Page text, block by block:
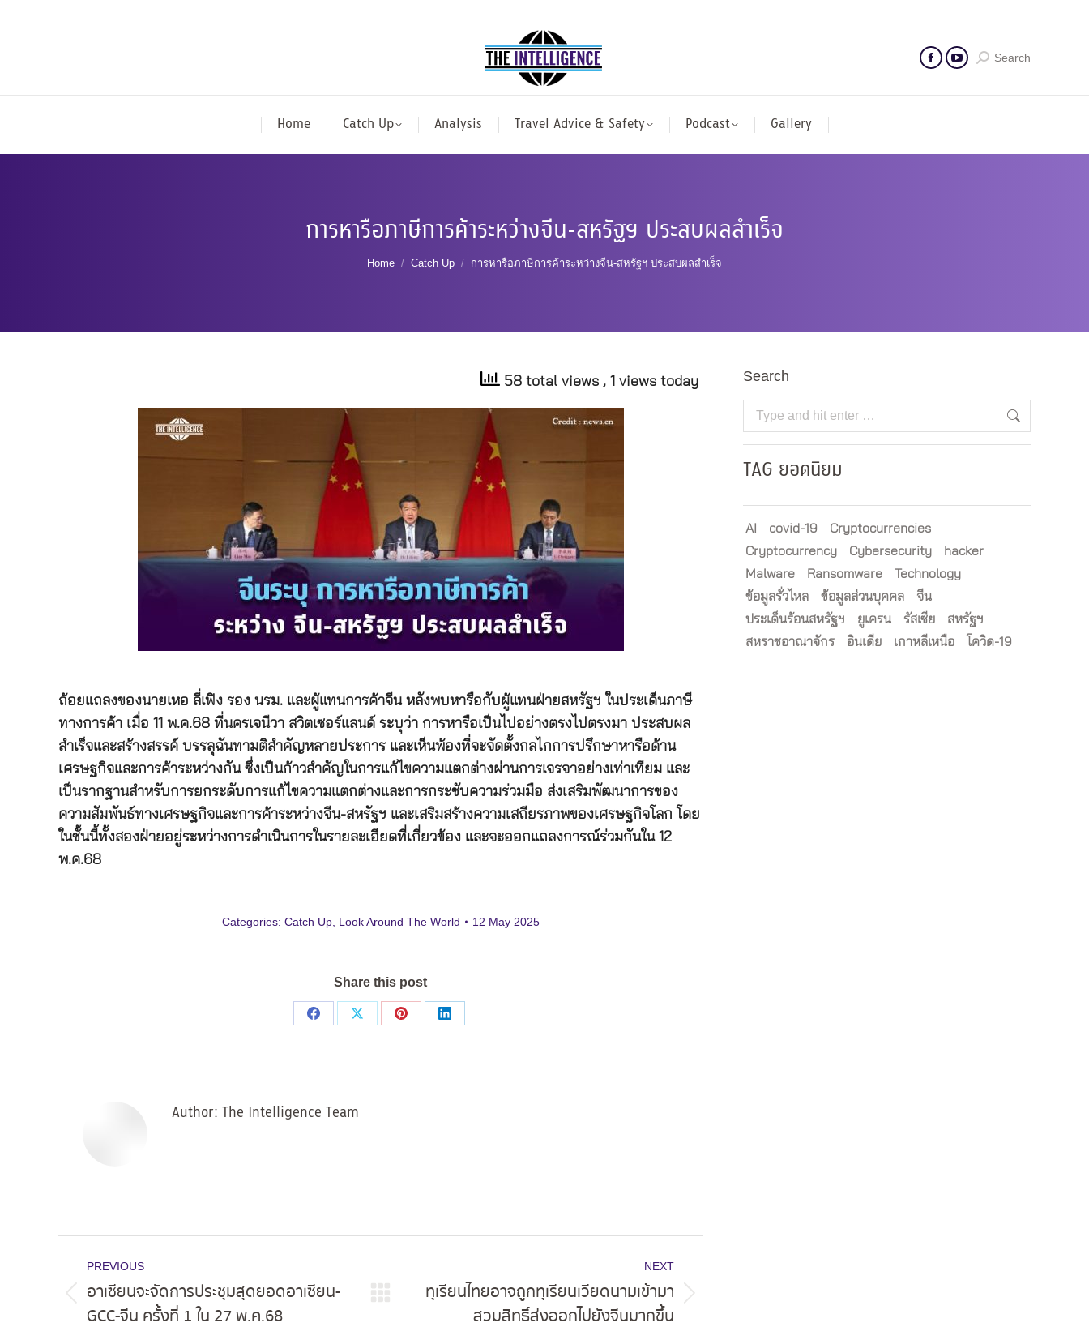
Search
Home Catch Up Analysis Travel Advice & Safety Podcast Gallery
การหารือภาษีการค้าระหว่างจีน-สหรัฐฯ ประสบผลสำเร็จ
You are here:
Home Catch Up การหารือภาษีการค้าระหว่างจีน-สหรัฐฯ ประสบผลสำเร็จ
58 total views , 1 views today
ถ้อยแถลงของนายเหอ ลี่เฟิง รอง นรม. และผู้แทนการค้าจีน หลังพบหารือกับผู้แทนฝ่ายสหรัฐฯ ในประเด็นภาษี
ทางการค้า เมื่อ 11 พ.ค.68 ที่นครเจนีวา สวิตเซอร์แลนด์ ระบุว่า การหารือเป็นไปอย่างตรงไปตรงมา ประสบผล
สำเร็จและสร้างสรรค์ บรรลุฉันทามติสำคัญหลายประการ และเห็นพ้องที่จะจัดตั้งกลไกการปรึกษาหารือด้าน
เศรษฐกิจและการค้าระหว่างกัน ซึ่งเป็นก้าวสำคัญในการแก้ไขความแตกต่างผ่านการเจรจาอย่างเท่าเทียม และ
เป็นรากฐานสำหรับการยกระดับการแก้ไขความแตกต่างและการกระชับความร่วมมือ ส่งเสริมพัฒนาการของ
ความสัมพันธ์ทางเศรษฐกิจและการค้าระหว่างจีน-สหรัฐฯ และเสริมสร้างความเสถียรภาพของเศรษฐกิจโลก โดย
ในชั้นนี้ทั้งสองฝ่ายอยู่ระหว่างการดำเนินการในรายละเอียดที่เกี่ยวข้อง และจะออกแถลงการณ์ร่วมกันใน 12
พ.ค.68
Categories: Catch Up, Look Around The World 12 May 2025
Share this post
Share
Share
Share
Share
Author: The Intelligence Team
navigation
PREVIOUS
post:
อาเซียนจะจัดการประชุมสุดยอดอาเซียน-
GCC-จีน ครั้งที่ 1 ใน 27 พ.ค.68
NEXT
Next
ทุเรียนไทยอาจถูกทุเรียนเวียดนามเข้ามา
สวมสิทธิ์ส่งออกไปยังจีนมากขึ้น
Search
Search:
TAG ยอดนิยม
AI covid-19
Cryptocurrencies
Cryptocurrency
Cybersecurity
hacker
Malware
Ransomware
Technology
ข้อมูลรั่วไหล
ข้อมูลส่วนบุคคล
จีน
ประเด็นร้อนสหรัฐฯ
ยูเครน รัสเซีย
สหรัฐฯ
สหราชอาณาจักร
อินเดีย เกาหลีเหนือ โควิด-19